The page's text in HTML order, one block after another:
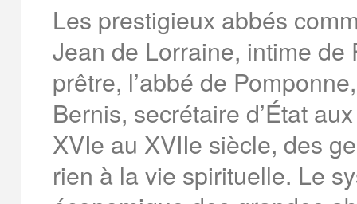
Les prestigieux abbés
Jean de Lorraine, intime
prêtre, l’abbé de
Bernis, secrétaire d’État
XVIe au XVIIe siècle, des
rien à la vie spirituelle. Le